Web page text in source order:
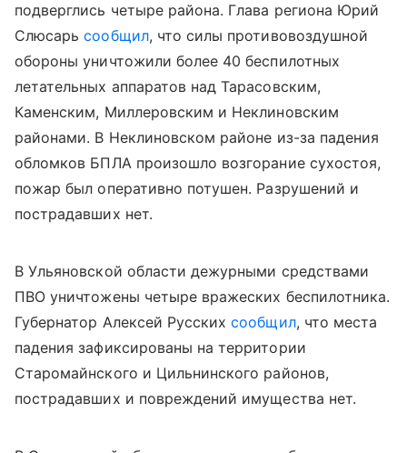
подверглись четыре района. Глава региона Юрий
Слюсарьсообщил, что силы противовоздушной
обороны уничтожили более 40 беспилотных
летательных аппаратов над Тарасовским,
Каменским, Миллеровским и Неклиновским
районами. В Неклиновском районе из-за падения
обломков БПЛА произошло возгорание сухостоя,
пожар был оперативно потушен. Разрушений и
пострадавших нет.
В Ульяновской области дежурными средствами
ПВО уничтожены четыре вражеских беспилотника.
Губернатор Алексей Русскихсообщил, что места
падения зафиксированы на территории
Старомайнского и Цильнинского районов,
пострадавших и повреждений имущества нет.